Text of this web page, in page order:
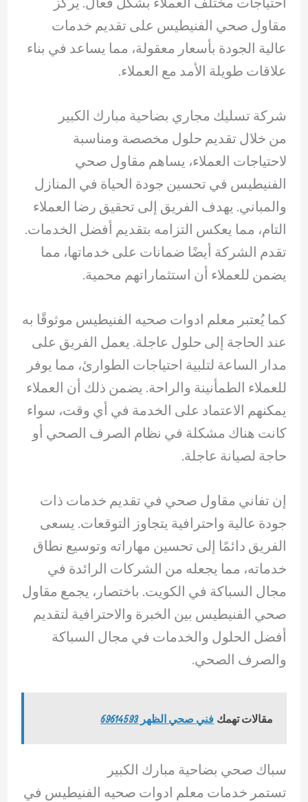
مقاول صحي الفنيطيس على تقديم خدمات
عالية الجودة بأسعار معقولة، مما يساعد في بناء
علاقات طويلة الأمد مع العملاء.
شركة تسليك مجاري بضاحية مبارك الكبير
من خلال تقديم حلول مخصصة ومناسبة
لاحتياجات العملاء، يساهم مقاول صحي
الفنيطيس في تحسين جودة الحياة في المنازل
والمباني. يهدف الفريق إلى تحقيق رضا العملاء
التام، مما يعكس التزامه بتقديم أفضل الخدمات.
تقدم الشركة أيضًا ضمانات على خدماتها، مما
يضمن للعملاء أن استثماراتهم محمية.
كما يُعتبر معلم ادوات صحيه الفنيطيس موثوقًا به
عند الحاجة إلى حلول عاجلة. يعمل الفريق على
مدار الساعة لتلبية احتياجات الطوارئ، مما يوفر
للعملاء الطمأنينة والراحة. يضمن ذلك أن العملاء
يمكنهم الاعتماد على الخدمة في أي وقت، سواء
كانت هناك مشكلة في نظام الصرف الصحي أو
حاجة لصيانة عاجلة.
إن تفاني مقاول صحي في تقديم خدمات ذات
جودة عالية واحترافية يتجاوز التوقعات. يسعى
الفريق دائمًا إلى تحسين مهاراته وتوسيع نطاق
خدماته، مما يجعله من الشركات الرائدة في
مجال السباكة في الكويت. باختصار، يجمع مقاول
صحي الفنيطيس بين الخبرة والاحترافية لتقديم
أفضل الحلول والخدمات في مجال السباكة
والصرف الصحي.
مقالات تهمك فني صحي الظهر 69614593
سباك صحي بضاحية مبارك الكبير
تستمر خدمات معلم ادوات صحيه الفنيطيس في